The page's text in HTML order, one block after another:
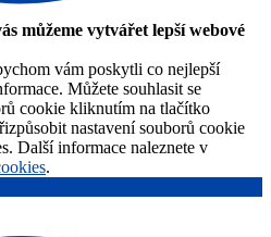
můžeme vytvářet lepší webové
vám poskytli co nejlepší
Můžete souhlasit se
cookie kliknutím na tlačítko
nastavení souborů cookie
Další informace naleznete v
.